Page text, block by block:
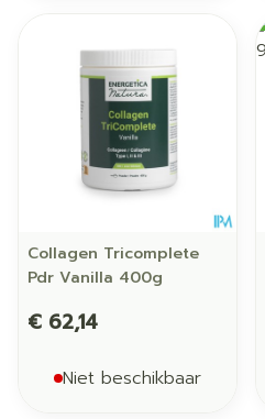
Collagen Tricomplete
Pdr Vanilla 400g
€ 62,14
Niet beschikbaar